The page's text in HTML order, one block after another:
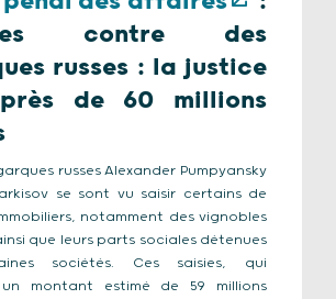
contre des
russes : la justice
de 60 millions
russes Alexander Pumpyansky
se sont vu saisir certains de
notamment des vignobles
que leurs parts sociales détenues
sociétés. Ces saisies, qui
montant estimé de 59 millions